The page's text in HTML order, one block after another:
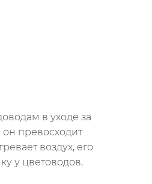
в уходе за
превосходит
воздух, его
у цветоводов,